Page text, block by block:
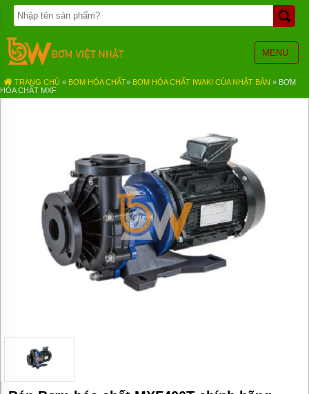
MENU
TRANG
CHỦ
BƠM
BÁNH
BƠM
LƯỢNG
BƠM
ÁP
TRANG CHỦ » BƠM HÓA CHẤT» BƠM HÓA CHẤT IWAKI CỦA NHẬT BẢN » BƠM
HÓA CHẤT MXF